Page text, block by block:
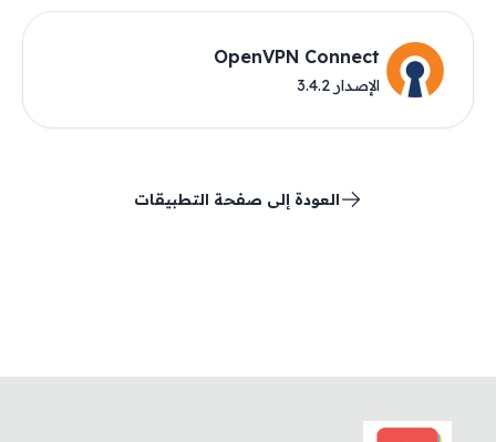
OpenVPN Connect
الإصدار 3.4.2
العودة إلى صفحة التطبيقات